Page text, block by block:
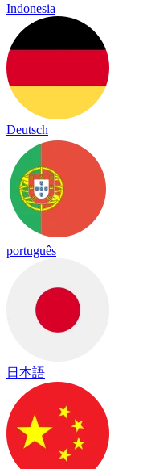
Indonesia
Deutsch
português
日本語